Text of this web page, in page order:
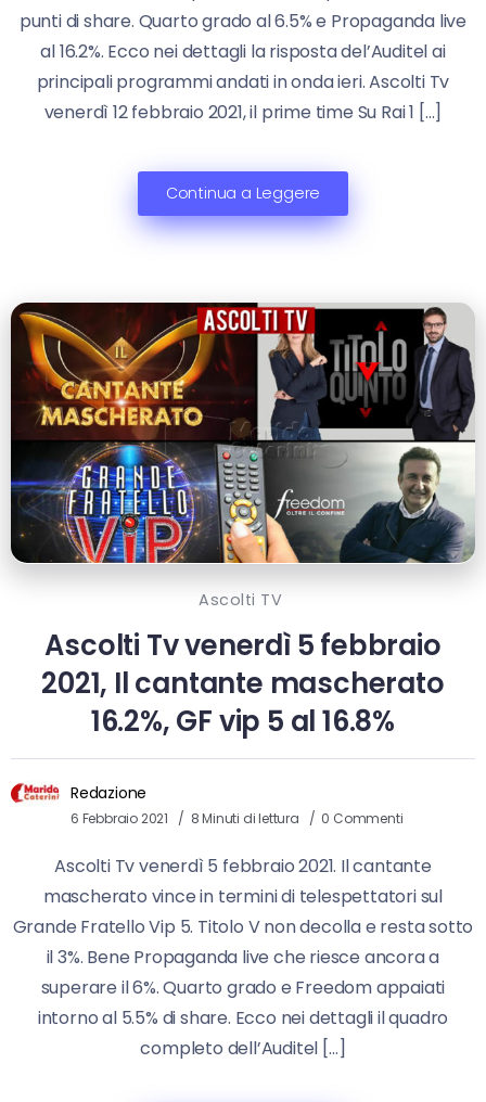
punti di share. Quarto grado al 6.5% e Propaganda live
al 16.2%. Ecco nei dettagli la risposta del’Auditel ai
principali programmi andati in onda ieri. Ascolti Tv
venerdì 12 febbraio 2021, il prime time Su Rai 1 […]
Continua a Leggere
Ascolti TV
Ascolti Tv venerdì 5 febbraio
2021, Il cantante mascherato
16.2%, GF vip 5 al 16.8%
Redazione
6 Febbraio 2021 8 Minuti di lettura 0 Commenti
Ascolti Tv venerdì 5 febbraio 2021. Il cantante
mascherato vince in termini di telespettatori sul
Grande Fratello Vip 5. Titolo V non decolla e resta sotto
il 3%. Bene Propaganda live che riesce ancora a
superare il 6%. Quarto grado e Freedom appaiati
intorno al 5.5% di share. Ecco nei dettagli il quadro
completo dell’Auditel […]